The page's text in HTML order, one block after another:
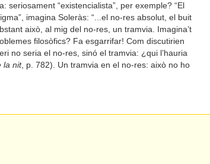
seriosament “existencialista”, per exemple? “El
imagina Soleràs: “...el no-res absolut, el buit
això, al mig del no-res, un tramvia. Imagina’t
filosòfics? Fa esgarrifar! Com discutirien
no seria el no-res, sinó el tramvia: ¿qui l’hauria
la nit, p. 782). Un tramvia en el no-res: això no ho